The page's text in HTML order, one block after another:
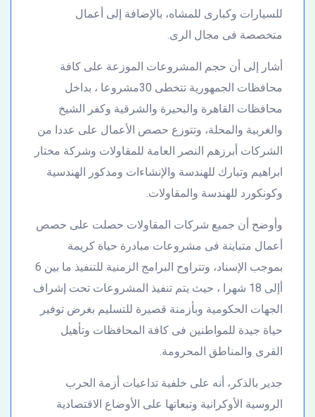
للسيارات وكبارى للمشاه، بالإضافة إلى أعمال
متخصصة فى مجال الرى.
أشار إلى أن حجم المشروعات الموزعة على كافة
محافظات الجمهورية تتخطى 30مشروعا ، بداخل
محافظات القاهرة والبحيرة والشرقية وكفر الشيخ
والغربية والمحلة، وتتوزع حصص الأعمال على عددا من
الشركات أبرزهم النصر العامة للمقاولات وشركة مختار
ابراهيم وتبارك للهندسة والإنشاءات ومدكور الهندسية
وكونكورد للهندسة والمقاولات.
وأوضح أن جميع شركات المقاولات حصلت على حصص
أعمال متباينة فى مشروعات مبادرة حياة كريمة
بموجب الإسناد، وتتراوح البرامج الزمنية للتنفيذ ما بين 6
أإلى 18 شهرا ، حيث يتم تنفيذ المشروعات تحت إشراف
الجهات الحكومية وبأزمنة قصيرة للتسليم بغرض توفير
حياة جيدة للمواطنين فى كافة المحافظات وتأهيل
القرى والمناطق المحرومة.
جدير بالذكر، أنه على خلفية تداعيات أزمة الحرب
الروسية الأوكرانية وتبعاتها على الأوضاع الاقتصادية